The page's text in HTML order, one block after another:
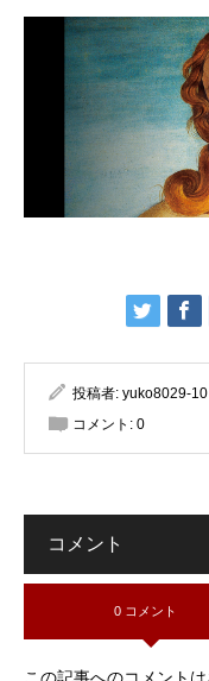
投稿者: yuko8029-10
コメント: 0
コメント
0 コメント
この記事へのコメントは